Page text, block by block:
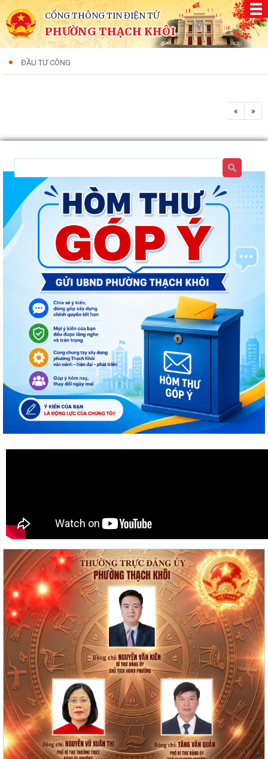
CỔNG THÔNG TIN ĐIỆN TỬ
PHƯỜNG THẠCH KHÔI
ĐẦU TƯ CÔNG
« »